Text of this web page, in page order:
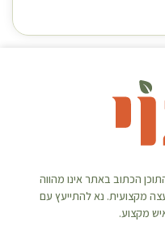
הכתוב באתר אינו מהווה
מקצועית. נא להתייעץ עם
מקצוע.